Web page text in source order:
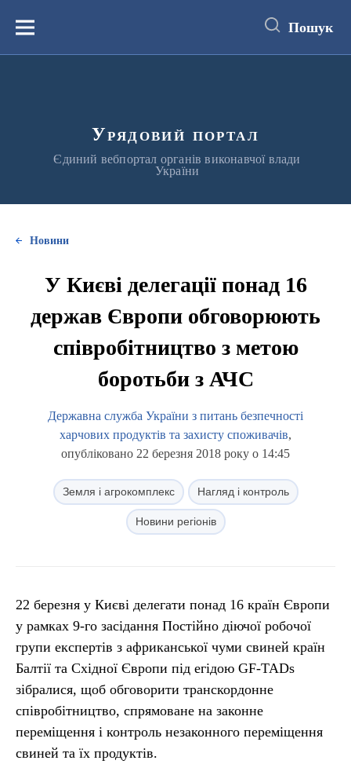
вмістуМеню Пошук
Урядовий портал
Єдиний вебпортал органів виконавчої влади
України
Новини
У Києві делегації понад 16
держав Європи обговорюють
співробітництво з метою
боротьби з АЧС
Державна служба України з питань безпечності
харчових продуктів та захисту споживачів,
опубліковано 22 березня 2018 року о 14:45
Земля і агрокомплекс Нагляд і контроль
Новини регіонів
22 березня у Києві делегати понад 16 країн Європи
у рамках 9-го засідання Постійно діючої робочої
групи експертів з африканської чуми свиней країн
Балтії та Східної Європи під егідою GF-TADs
зібралися, щоб обговорити транскордонне
співробітництво, спрямоване на законне
переміщення і контроль незаконного переміщення
свиней та їх продуктів.